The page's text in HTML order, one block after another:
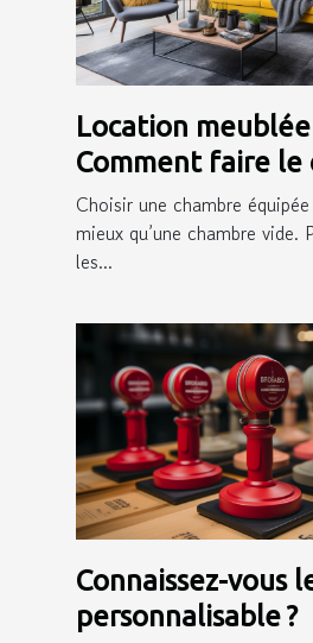
Location
Comment faire le
d’une bonne
Choisir une chambre
mieux qu’une chambre vide.
les...
Connaissez-vous
personnalisable ?